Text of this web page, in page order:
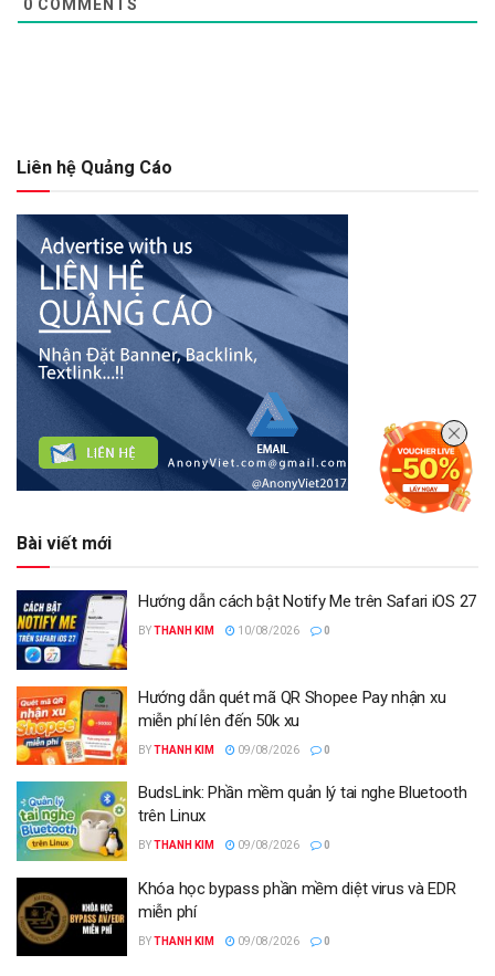
0 COMMENTS
Liên hệ Quảng Cáo
Bài viết mới
Hướng dẫn cách bật Notify Me trên Safari iOS 27
BYTHANH KIM 10/08/2026 0
Hướng dẫn quét mã QR Shopee Pay nhận xu
miễn phí lên đến 50k xu
BYTHANH KIM 09/08/2026 0
BudsLink: Phần mềm quản lý tai nghe Bluetooth
trên Linux
BYTHANH KIM 09/08/2026 0
Khóa học bypass phần mềm diệt virus và EDR
miễn phí
BYTHANH KIM 09/08/2026 0